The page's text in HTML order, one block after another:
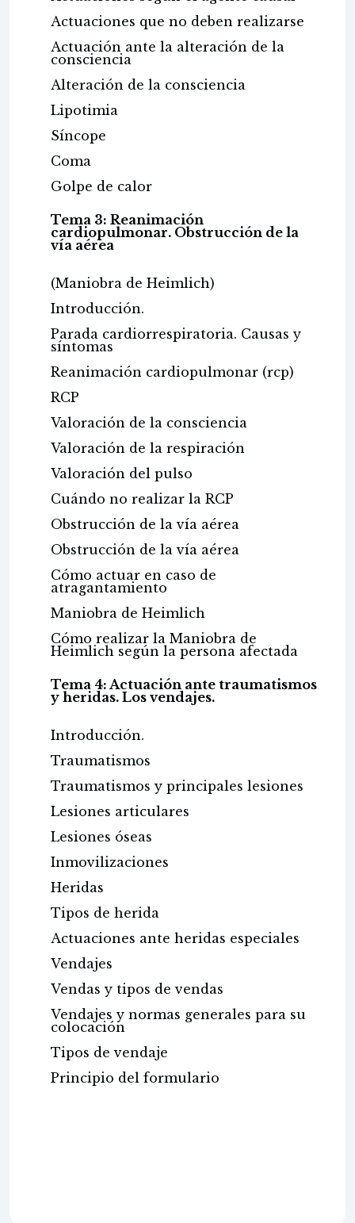
Actuaciones que no deben realizarse
Actuación ante la alteración de la
consciencia
Alteración de la consciencia
Lipotimia
Síncope
Coma
Golpe de calor
Tema 3: Reanimación
cardiopulmonar. Obstrucción de la
vía aérea
(Maniobra de Heimlich)
Introducción.
Parada cardiorrespiratoria. Causas y
síntomas
Reanimación cardiopulmonar (rcp)
RCP
Valoración de la consciencia
Valoración de la respiración
Valoración del pulso
Cuándo no realizar la RCP
Obstrucción de la vía aérea
Obstrucción de la vía aérea
Cómo actuar en caso de
atragantamiento
Maniobra de Heimlich
Cómo realizar la Maniobra de
Heimlich según la persona afectada
Tema 4: Actuación ante traumatismos
y heridas. Los vendajes.
Introducción.
Traumatismos
Traumatismos y principales lesiones
Lesiones articulares
Lesiones óseas
Inmovilizaciones
Heridas
Tipos de herida
Actuaciones ante heridas especiales
Vendajes
Vendas y tipos de vendas
Vendajes y normas generales para su
colocación
Tipos de vendaje
Principio del formulario